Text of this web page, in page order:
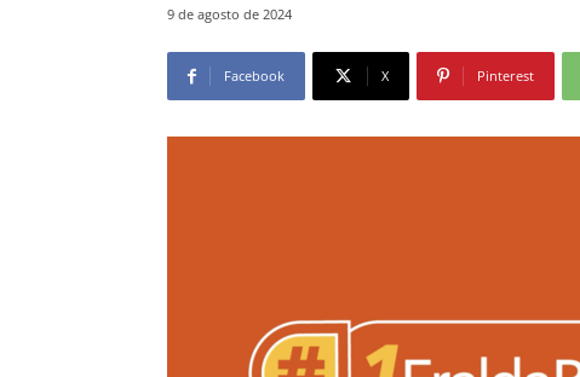
9 de agosto de 2024
Facebook X Pinterest